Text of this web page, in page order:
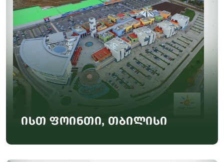
ისთ ფოინთი, თბილისი